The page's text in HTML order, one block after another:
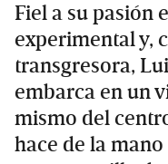
Fiel a su pasión
experimental y,
transgresora,
embarca en un
mismo del
hace de la